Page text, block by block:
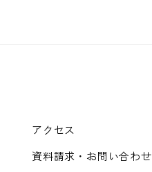
アクセス
資料請求・お問い合わせ